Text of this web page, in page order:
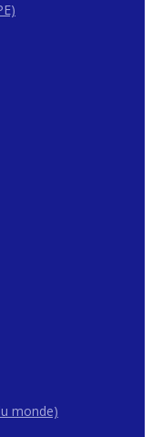
monde)